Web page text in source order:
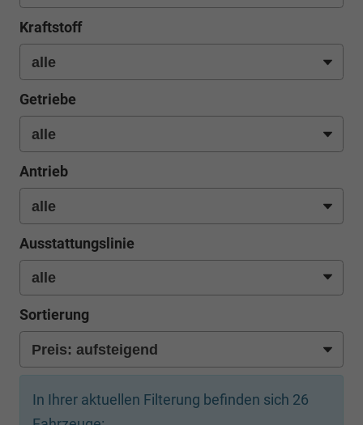
Kraftstoff
Getriebe
Antrieb
Ausstattungslinie
Sortierung
In Ihrer aktuellen Filterung befinden sich 26